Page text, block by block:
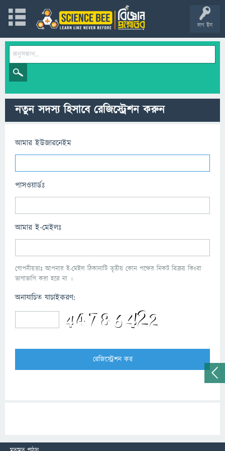
লগ ইন
নতুন সদস্য হিসাবে রেজিস্ট্রেশন করুন
আমার ইউজারনেইম
পাসওয়ার্ডঃ
আমার ই-মেইলঃ
গোপনীয়তাঃ আপনার ই-মেইল ঠিকানাটি তৃতীয় কোন পক্ষের নিকট বিক্রয় কিংবা
ভাগাভাগি করা হবে না ।
অনাযাচিত যাচাইকরণ: